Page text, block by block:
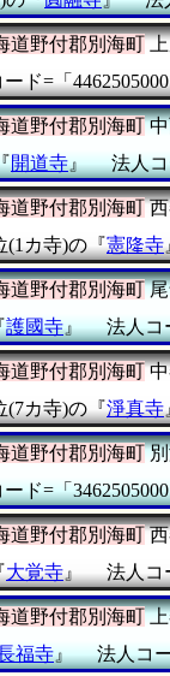
道野付郡別海町上
ド=「
道野付郡別海町中
開道寺』 法人
道野付郡別海町西
(1カ寺)の『憲隆寺
道野付郡別海町尾
護國寺』 法人コ
道野付郡別海町中
(7カ寺)の『淨真寺
道野付郡別海町別
ド=「
道野付郡別海町西
大覚寺 』 法人コ
道野付郡別海町上
福寺』 法人コ